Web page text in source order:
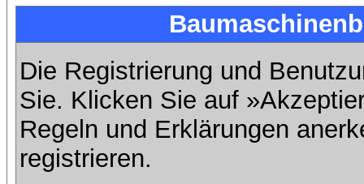
Die Registrierung und
Sie. Klicken Sie auf
Regeln und Erklärungen
registrieren.